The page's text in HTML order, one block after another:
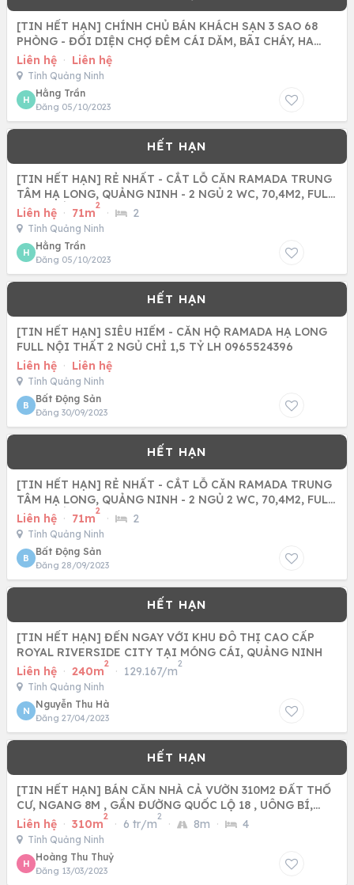
[TIN HẾT HẠN] CHÍNH CHỦ BÁN KHÁCH SẠN 3 SAO 68
PHÒNG - ĐỐI DIỆN CHỢ ĐÊM CÁI DĂM, BÃI CHÁY, HA
LONG, QUẢNG NINH
Liên hệ · Liên hệ
Tỉnh Quảng Ninh
H
Hằng Trần
Đăng 05/10/2023
[TIN HẾT HẠN] RẺ NHẤT - CẮT LỖ CĂN RAMADA TRUNG
TÂM HẠ LONG, QUẢNG NINH - 2 NGỦ 2 WC, 70,4M2, FULL
NỘI THẤT XỊN,
Liên hệ · 71m
2
· 2
Tỉnh Quảng Ninh
H
Hằng Trần
Đăng 05/10/2023
[TIN HẾT HẠN] SIÊU HIẾM - CĂN HỘ RAMADA HẠ LONG
FULL NỘI THẤT 2 NGỦ CHỈ 1,5 TỶ LH 0965524396
Liên hệ · Liên hệ
Tỉnh Quảng Ninh
B
Bất Động Sản
Đăng 30/09/2023
[TIN HẾT HẠN] RẺ NHẤT - CẮT LỖ CĂN RAMADA TRUNG
TÂM HẠ LONG, QUẢNG NINH - 2 NGỦ 2 WC, 70,4M2, FULL
NỘI THẤT XỊN,
Liên hệ · 71m
2
· 2
Tỉnh Quảng Ninh
B
Bất Động Sản
Đăng 28/09/2023
[TIN HẾT HẠN] ĐẾN NGAY VỚI KHU ĐÔ THỊ CAO CẤP
ROYAL RIVERSIDE CITY TẠI MÓNG CÁI, QUẢNG NINH
Liên hệ · 240m
2
· 129.167/m
2
Tỉnh Quảng Ninh
N
Nguyễn Thu Hà
Đăng 27/04/2023
[TIN HẾT HẠN] BÁN CĂN NHÀ CẢ VƯỜN 310M2 ĐẤT THỔ
CƯ, NGANG 8M , GẦN ĐƯỜNG QUỐC LỘ 18 , UÔNG BÍ,
QUẢNG NINH
Liên hệ · 310m
2
· 6 tr/m
2
· 8m · 4
Tỉnh Quảng Ninh
H
Hoàng Thu Thuỷ
Đăng 13/03/2023